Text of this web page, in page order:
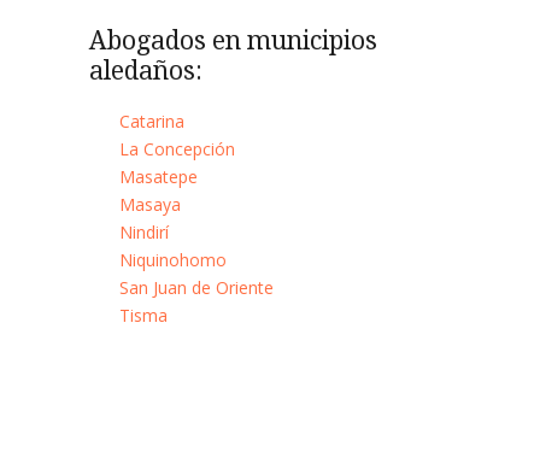
Abogados en municipios
aledaños:
Catarina
La Concepción
Masatepe
Masaya
Nindirí
Niquinohomo
San Juan de Oriente
Tisma